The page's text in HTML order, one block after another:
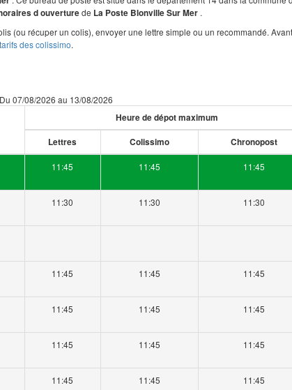
d ouverturede La Poste Blonville Sur Mer .
(ou récuper un colis), envoyer une lettre simple ou un recommandé.
tarifs des colissimo.
Du 07/08/2026 au 13/08/2026
Heure de dépot maximum
Lettres Colissimo Chronopost
11:45 11:45 11:45
11:30 11:30 11:30
11:45 11:45 11:45
11:45 11:45 11:45
11:45 11:45 11:45
11:45 11:45 11:45